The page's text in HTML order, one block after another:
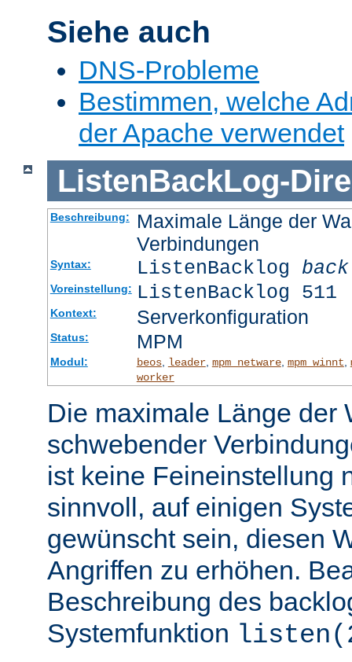
Siehe auch
DNS-Probleme
Bestimmen, welche
der Apache verwendet
ListenBackLog-
Beschreibung:
Maximale Länge der
Verbindungen
Syntax: ListenBacklog
Voreinstellung: ListenBacklog 511
Kontext: Serverkonfiguration
Status: MPM
Modul: beos, leader, mpm_netware, mpm_winnt,
worker
Die maximale Länge der
schwebender
ist keine Feineinstellung
sinnvoll, auf einigen
gewünscht sein, diesen
Angriffen zu erhöhen.
Beschreibung des
Systemfunktion